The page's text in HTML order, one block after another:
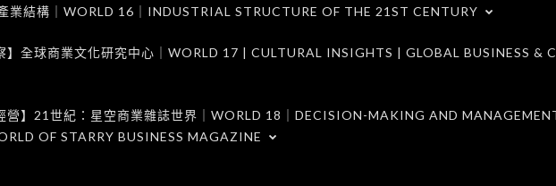
業結構｜WORLD 16｜INDUSTRIAL STRUCTURE OF THE 21ST CENTURY
】全球商業文化研究中心｜WORLD 17 | CULTURAL INSIGHTS | GLOBAL BUSINESS &
營】21世紀：星空商業雜誌世界｜WORLD 18｜DECISION-MAKING AND
OF STARRY BUSINESS MAGAZINE